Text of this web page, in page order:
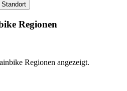
Standort
Regionen
Regionen angezeigt.